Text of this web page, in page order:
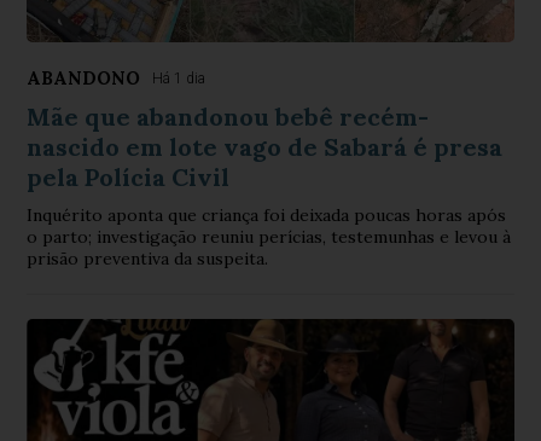
ABANDONO Há 1 dia
Mãe que abandonou bebê recém-
nascido em lote vago de Sabará é presa
pela Polícia Civil
Inquérito aponta que criança foi deixada poucas horas após
o parto; investigação reuniu perícias, testemunhas e levou à
prisão preventiva da suspeita.